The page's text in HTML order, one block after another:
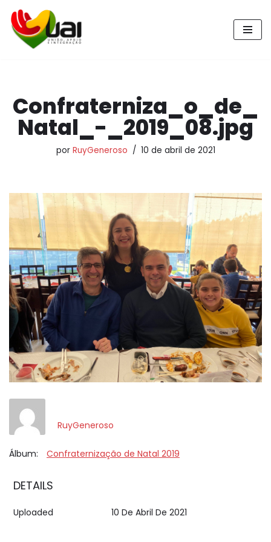
Pular
para
Confraterniza_o_de_
Natal_-_2019_08.jpg
por RuyGeneroso 10 de abril de 2021
RuyGeneroso
Álbum: Confraternização de Natal 2019
DETAILS
Uploaded 10 De Abril De 2021